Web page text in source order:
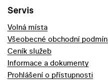
Servis
Volná místa
Všeobecné obchodní
Ceník služeb
Informace a dokumenty
Prohlášení o přístupnosti